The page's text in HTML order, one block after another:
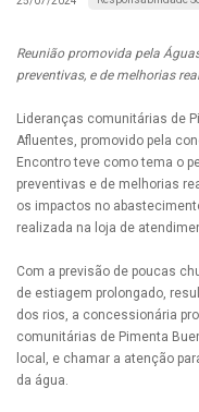
Reunião promovida pela
preventivas, e de melhorias
Lideranças comunitárias de
Afluentes, promovido pela
Encontro teve como tema o
preventivas e de melhorias
os impactos no
realizada na loja de
Com a previsão de poucas
de estiagem prolongado,
dos rios, a concessionária
comunitárias de Pimenta
local, e chamar a atenção
da água.